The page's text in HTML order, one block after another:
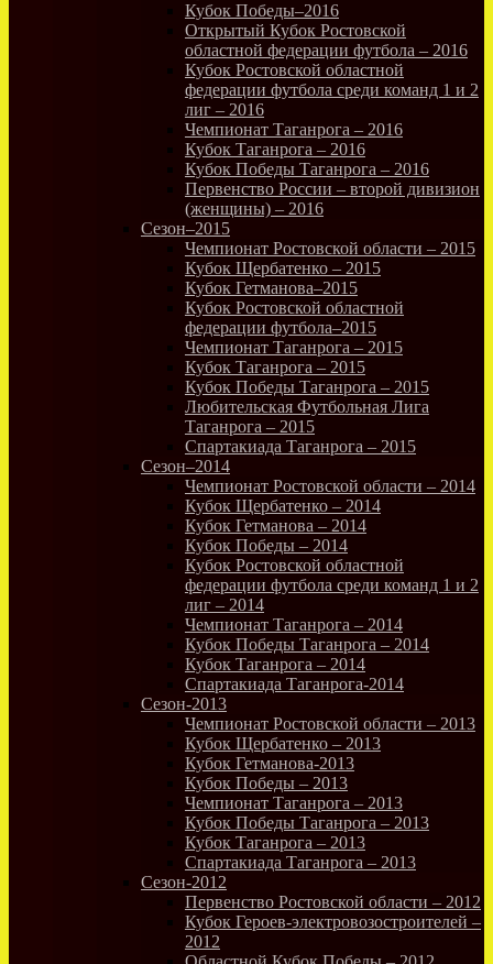
Кубок Победы–2016
Открытый Кубок Ростовской
областной федерации футбола – 2016
Кубок Ростовской областной
федерации футбола среди команд 1 и 2
лиг – 2016
Чемпионат Таганрога – 2016
Кубок Таганрога – 2016
Кубок Победы Таганрога – 2016
Первенство России – второй дивизион
(женщины) – 2016
Сезон–2015
Чемпионат Ростовской области – 2015
Кубок Щербатенко – 2015
Кубок Гетманова–2015
Кубок Ростовской областной
федерации футбола–2015
Чемпионат Таганрога – 2015
Кубок Таганрога – 2015
Кубок Победы Таганрога – 2015
Любительская Футбольная Лига
Таганрога – 2015
Спартакиада Таганрога – 2015
Сезон–2014
Чемпионат Ростовской области – 2014
Кубок Щербатенко – 2014
Кубок Гетманова – 2014
Кубок Победы – 2014
Кубок Ростовской областной
федерации футбола среди команд 1 и 2
лиг – 2014
Чемпионат Таганрога – 2014
Кубок Победы Таганрога – 2014
Кубок Таганрога – 2014
Спартакиада Таганрога-2014
Сезон-2013
Чемпионат Ростовской области – 2013
Кубок Щербатенко – 2013
Кубок Гетманова-2013
Кубок Победы – 2013
Чемпионат Таганрога – 2013
Кубок Победы Таганрога – 2013
Кубок Таганрога – 2013
Спартакиада Таганрога – 2013
Сезон-2012
Первенство Ростовской области – 2012
Кубок Героев-электровозостроителей –
2012